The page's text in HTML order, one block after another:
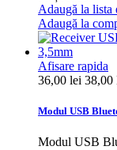
Adaugă la lista
Adaugă la
Afisare rapida
36,00 lei 38,00
Modul USB
Modul USB